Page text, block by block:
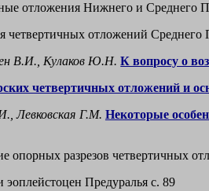
отложения Нижнего и Среднего
четвертичных отложений Среднего
В.И., Кулаков Ю.Н. К вопросу о
четвертичных отложений и
Левковская Г.М. Некоторые
опорных разрезов четвертичных
Предуралья с. 89